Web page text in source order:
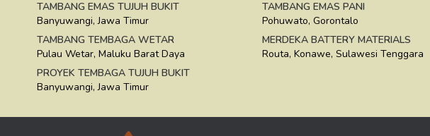
TAMBANG EMAS TUJUH BUKIT
Banyuwangi, Jawa Timur
TAMBANG TEMBAGA WETAR
Pulau Wetar, Maluku Barat Daya
PROYEK TEMBAGA TUJUH BUKIT
Banyuwangi, Jawa Timur
TAMBANG EMAS PANI
Pohuwato, Gorontalo
MERDEKA BATTERY MATERIALS
Routa, Konawe, Sulawesi Tenggara